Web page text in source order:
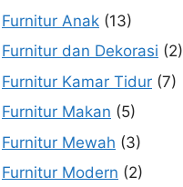
Furnitur Anak (13)
Furnitur dan Dekorasi (2)
Furnitur Kamar Tidur (7)
Furnitur Makan (5)
Furnitur Mewah (3)
Furnitur Modern (2)